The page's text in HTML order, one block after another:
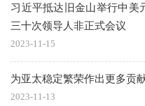
习近平抵达旧金山举行中美
三十次领导人非正式会议
2023-11-15
为亚太稳定繁荣作出更多贡
2023-11-13